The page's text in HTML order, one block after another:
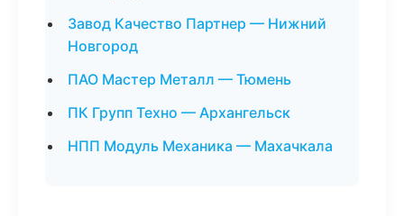
Завод Качество Партнер — Нижний
Новгород
ПАО Мастер Металл — Тюмень
ПК Групп Техно — Архангельск
НПП Модуль Механика — Махачкала